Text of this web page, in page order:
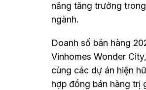
năng tăng trưởng
ngành.
Doanh số bán hàng
Vinhomes Wonder
cùng các dự án hiện
hợp đồng bán hàng trị